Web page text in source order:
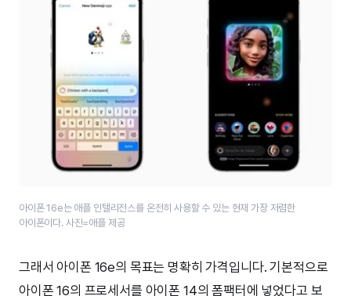
아이폰 16e는 애플 인텔리전스를 온전히 사용할 수 있는 현재 가장 저렴한
아이폰이다. 사진=애플 제공
그래서 아이폰 16e의 목표는 명확히 가격입니다. 기본적으로
아이폰 16의 프로세서를 아이폰 14의 폼팩터에 넣었다고 보